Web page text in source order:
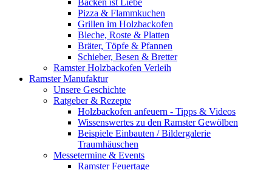
Backen ist Liebe
Pizza & Flammkuchen
Grillen im Holzbackofen
Bleche, Roste & Platten
Bräter, Töpfe & Pfannen
Schieber, Besen & Bretter
Ramster Holzbackofen Verleih
Ramster Manufaktur
Unsere Geschichte
Ratgeber & Rezepte
Holzbackofen anfeuern - Tipps & Videos
Wissenswertes zu den Ramster Gewölben
Beispiele Einbauten / Bildergalerie
Traumhäuschen
Messetermine & Events
Ramster Feuertage